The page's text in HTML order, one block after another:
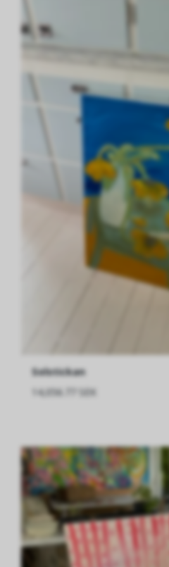
Solstickan
14,056.77 SEK